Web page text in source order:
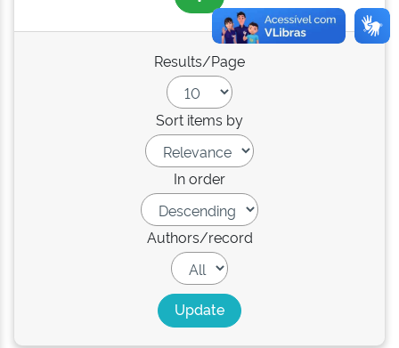
Results/Page
Sort items by
In order
Authors/record